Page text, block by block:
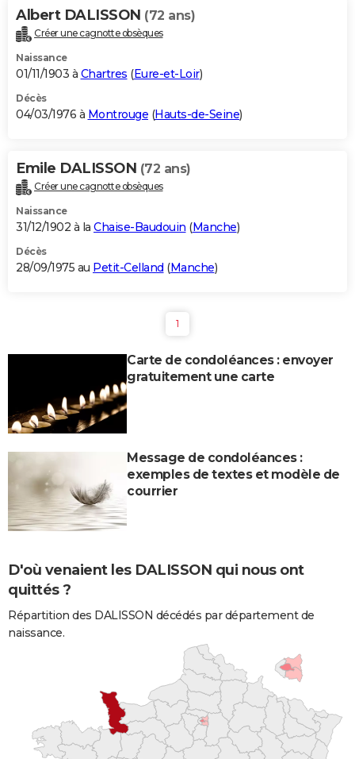
Albert DALISSON (72 ans)
Créer une cagnotte obsèques
Naissance
01/11/1903 à Chartres (Eure-et-Loir)
Décès
04/03/1976 à Montrouge (Hauts-de-Seine)
Emile DALISSON (72 ans)
Créer une cagnotte obsèques
Naissance
31/12/1902 à la Chaise-Baudouin (Manche)
Décès
28/09/1975 au Petit-Celland (Manche)
1
Carte de condoléances : envoyer
gratuitement une carte
Message de condoléances :
exemples de textes et modèle de
courrier
D'où venaient les DALISSON qui nous ont
quittés ?
Répartition des DALISSON décédés par département de
naissance.